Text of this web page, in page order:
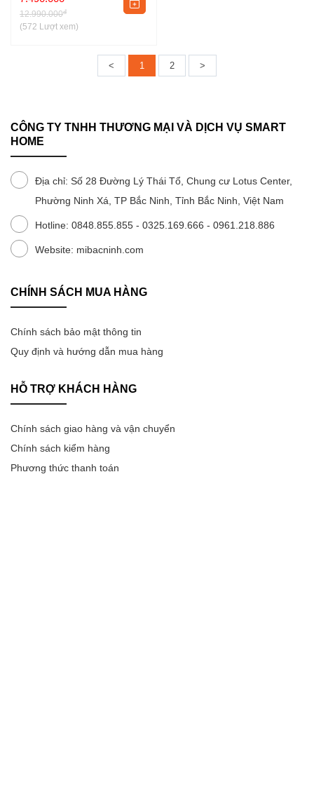
12.990.000đ
(572 Lượt xem)
< 1 2 >
CÔNG TY TNHH THƯƠNG MẠI VÀ DỊCH VỤ SMART
HOME
Địa chỉ: Số 28 Đường Lý Thái Tổ, Chung cư Lotus Center,
Phường Ninh Xá, TP Bắc Ninh, Tỉnh Bắc Ninh, Việt Nam
Hotline: 0848.855.855 - 0325.169.666 - 0961.218.886
Website: mibacninh.com
CHÍNH SÁCH MUA HÀNG
Chính sách bảo mật thông tin
Quy định và hướng dẫn mua hàng
HỖ TRỢ KHÁCH HÀNG
Chính sách giao hàng và vận chuyển
Chính sách kiểm hàng
Phương thức thanh toán